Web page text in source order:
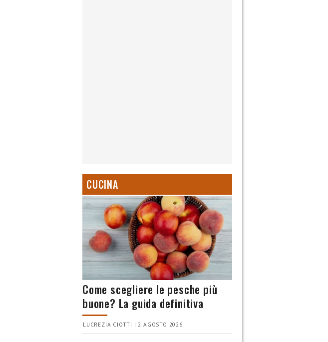
CUCINA
Come scegliere le pesche più
buone? La guida definitiva
LUCREZIA CIOTTI | 2 AGOSTO 2026